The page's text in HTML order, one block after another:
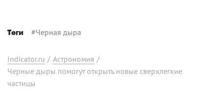
Теги #Черная дыра
Indicator.ru / Астрономия /
Черные дыры помогут открыть новые сверхлегкие
частицы